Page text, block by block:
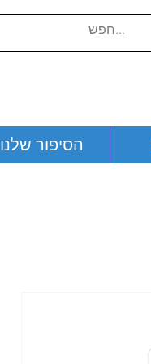
הסיפור שלנו